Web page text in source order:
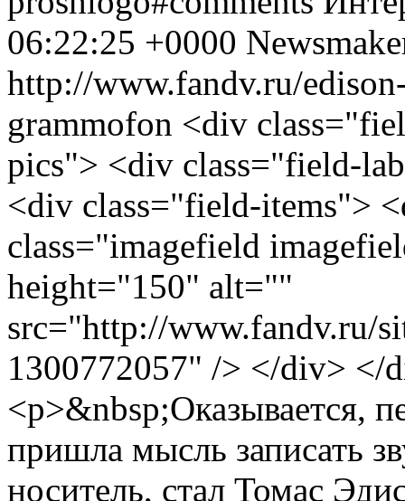
06:22:25 +0000
http://www.fandv.ru/
grammofon <div
pics"> <div class="field-
<div class="field-items">
class="imagefield
height="150" alt=""
src="http://www.fandv.ru/
1300772057" /> </div> </
<p>&nbsp;Оказывается,
пришла мысль записать
носитель, стал Томас